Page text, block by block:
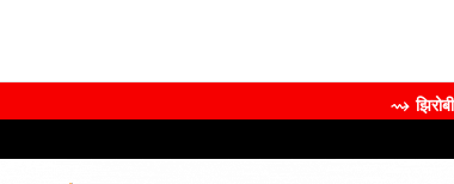
⇝ झिरोबीने केली मिलिंद